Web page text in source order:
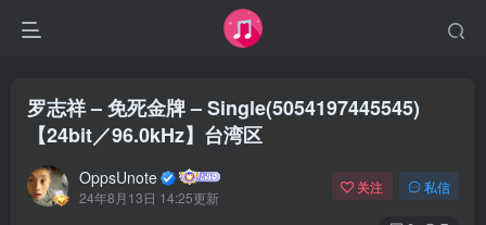
罗志祥 – 免死金牌 – Single(5054197445545)
【24bit／96.0kHz】台湾区
OppsUnote
24年8月13日 14:25更新
关注 私信